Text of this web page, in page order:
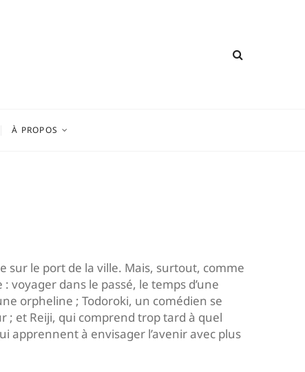
À PROPOS
sur le port de la ville. Mais, surtout, comme
voyager dans le passé, le temps d’une
orpheline ; Todoroki, un comédien se
; et Reiji, qui comprend trop tard à quel
apprennent à envisager l’avenir avec plus